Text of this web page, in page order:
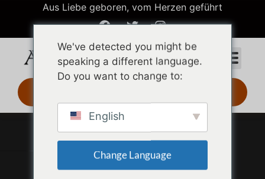
Aus Liebe geboren, vom Herzen geführt
We've detected you might be
speaking a different language.
Do you want to change to:
English
Change Language